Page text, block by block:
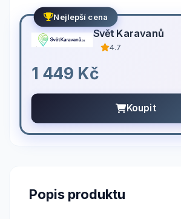
Nejlepší cena
Svět Karavanů
4.7
1 449 Kč
Koupit
Popis produktu